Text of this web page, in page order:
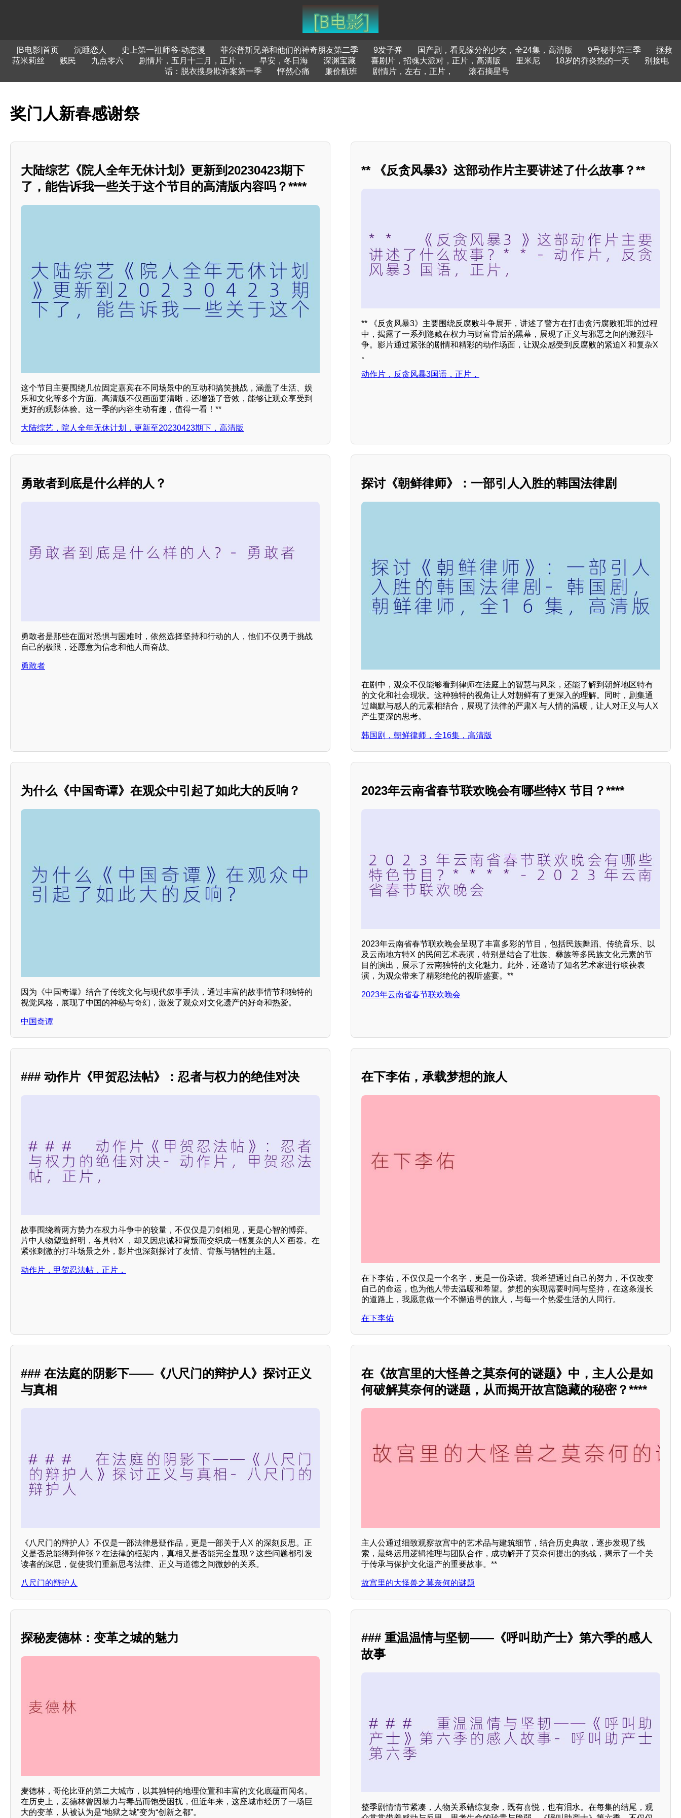
[B电影]首页 沉睡恋人 史上第一祖师爷·动态漫 菲尔普斯兄弟和他们的神奇朋友第二季 9发子弹 国产剧，看见缘分的少女，全24集，高清版 9号秘事第三季
拯救
菈米莉丝
贱民 九点零六 剧情片，五月十二月，正片， 早安，冬日海 深渊宝藏 喜剧片，招魂大派对，正片，高清版 里米尼 18岁的乔炎热的一天
别接电
话：脱衣搜身欺诈案第一季
怦然心痛 廉价航班 剧情片，左右，正片， 滚石摘星号
奖门人新春感谢祭
大陆综艺《院人全年无休计划》更新到20230423期下
了，能告诉我一些关于这个节目的高清版内容吗？****
这个节目主要围绕几位固定嘉宾在不同场景中的互动和搞笑挑战，涵盖了生活、娱
乐和文化等多个方面。高清版不仅画面更清晰，还增强了音效，能够让观众享受到
更好的观影体验。这一季的内容生动有趣，值得一看！**
大陆综艺，院人全年无休计划，更新至20230423期下，高清版
** 《反贪风暴3》这部动作片主要讲述了什么故事？**
** 《反贪风暴3》主要围绕反腐败斗争展开，讲述了警方在打击贪污腐败犯罪的过程
中，揭露了一系列隐藏在权力与财富背后的黑幕，展现了正义与邪恶之间的激烈斗
争。影片通过紧张的剧情和精彩的动作场面，让观众感受到反腐败的紧迫X 和复杂X
。
动作片，反贪风暴3国语，正片，
勇敢者到底是什么样的人？
勇敢者是那些在面对恐惧与困难时，依然选择坚持和行动的人，他们不仅勇于挑战
自己的极限，还愿意为信念和他人而奋战。
勇敢者
探讨《朝鲜律师》：一部引人入胜的韩国法律剧
在剧中，观众不仅能够看到律师在法庭上的智慧与风采，还能了解到朝鲜地区特有
的文化和社会现状。这种独特的视角让人对朝鲜有了更深入的理解。同时，剧集通
过幽默与感人的元素相结合，展现了法律的严肃X 与人情的温暖，让人对正义与人X
产生更深的思考。
韩国剧，朝鲜律师，全16集，高清版
为什么《中国奇谭》在观众中引起了如此大的反响？
因为《中国奇谭》结合了传统文化与现代叙事手法，通过丰富的故事情节和独特的
视觉风格，展现了中国的神秘与奇幻，激发了观众对文化遗产的好奇和热爱。
中国奇谭
2023年云南省春节联欢晚会有哪些特X 节目？****
2023年云南省春节联欢晚会呈现了丰富多彩的节目，包括民族舞蹈、传统音乐、以
及云南地方特X 的民间艺术表演，特别是结合了壮族、彝族等多民族文化元素的节
目的演出，展示了云南独特的文化魅力。此外，还邀请了知名艺术家进行联袂表
演，为观众带来了精彩绝伦的视听盛宴。**
2023年云南省春节联欢晚会
### 动作片《甲贺忍法帖》：忍者与权力的绝佳对决
故事围绕着两方势力在权力斗争中的较量，不仅仅是刀剑相见，更是心智的博弈。
片中人物塑造鲜明，各具特X ，却又因忠诚和背叛而交织成一幅复杂的人X 画卷。在
紧张刺激的打斗场景之外，影片也深刻探讨了友情、背叛与牺牲的主题。
动作片，甲贺忍法帖，正片，
在下李佑，承载梦想的旅人
在下李佑，不仅仅是一个名字，更是一份承诺。我希望通过自己的努力，不仅改变
自己的命运，也为他人带去温暖和希望。梦想的实现需要时间与坚持，在这条漫长
的道路上，我愿意做一个不懈追寻的旅人，与每一个热爱生活的人同行。
在下李佑
### 在法庭的阴影下——《八尺门的辩护人》探讨正义
与真相
《八尺门的辩护人》不仅是一部法律悬疑作品，更是一部关于人X 的深刻反思。正
义是否总能得到伸张？在法律的框架内，真相又是否能完全显现？这些问题都引发
读者的深思，促使我们重新思考法律、正义与道德之间微妙的关系。
八尺门的辩护人
在《故宫里的大怪兽之莫奈何的谜题》中，主人公是如
何破解莫奈何的谜题，从而揭开故宫隐藏的秘密？****
主人公通过细致观察故宫中的艺术品与建筑细节，结合历史典故，逐步发现了线
索，最终运用逻辑推理与团队合作，成功解开了莫奈何提出的挑战，揭示了一个关
于传承与保护文化遗产的重要故事。**
故宫里的大怪兽之莫奈何的谜题
探秘麦德林：变革之城的魅力
麦德林，哥伦比亚的第二大城市，以其独特的地理位置和丰富的文化底蕴而闻名。
在历史上，麦德林曾因暴力与毒品而饱受困扰，但近年来，这座城市经历了一场巨
大的变革，从被认为是“地狱之城”变为“创新之都”。
### 重温温情与坚韧——《呼叫助产士》第六季的感人
故事
整季剧情情节紧凑，人物关系错综复杂，既有喜悦，也有泪水。在每集的结尾，观